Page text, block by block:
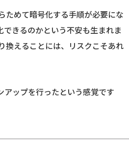
ためて暗号化する手順が必要にな
きるのかという不安も生まれま
換えることには、リスクこそあれ
ップを行ったという感覚です